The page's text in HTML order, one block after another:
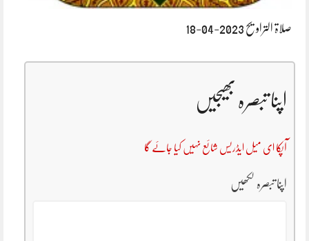
صلاۃ التراویح 2023-04-18
اپنا تبصرہ بھیجیں
آپکا ای میل ایڈریس شائع نہیں کیا جائے گا
اپنا تبصرہ لکھیں